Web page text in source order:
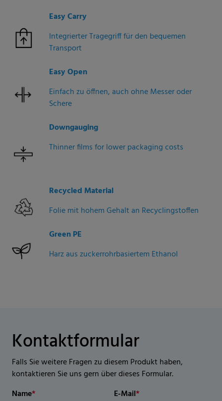
Easy Carry
Integrierter Tragegriff für den bequemen
Transport
Easy Open
Einfach zu öffnen, auch ohne Messer oder
Schere
Downgauging
Thinner films for lower packaging costs
Recycled Material
Folie mit hohem Gehalt an Recyclingstoffen
Green PE
Harz aus zuckerrohrbasiertem Ethanol
Kontaktformular
Falls Sie weitere Fragen zu diesem Produkt haben,
kontaktieren Sie uns gern über dieses Formular.
Name* E-Mail*